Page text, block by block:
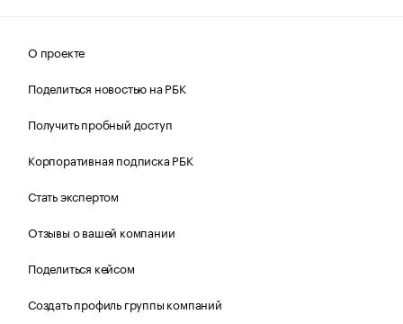
О проекте
Поделиться новостью на РБК
Получить пробный доступ
Корпоративная подписка РБК
Стать экспертом
Отзывы о вашей компании
Поделиться кейсом
Создать профиль группы компаний